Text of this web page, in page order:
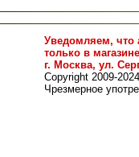
Уведомляем, что
только в
г. Москва, ул.
Copyright 2009-
Чрезмерное